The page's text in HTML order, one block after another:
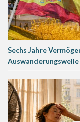
Sechs Jahre